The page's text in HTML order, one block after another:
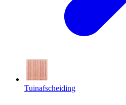
Tuinafscheiding